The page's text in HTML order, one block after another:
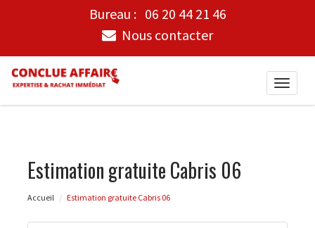
Bureau : 06 20 44 21 46
Nous contacter
Toggle
Estimation gratuite Cabris 06
Accueil Estimation gratuite Cabris 06